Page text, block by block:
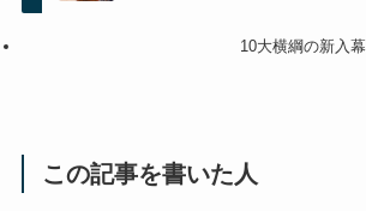
10大横綱の新入
この記事を書いた人